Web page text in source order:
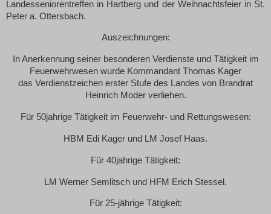
Landesseniorentreffen in Hartberg und der Weihnachtsfeier in St.
Peter a. Ottersbach.
Auszeichnungen:
In Anerkennung seiner besonderen Verdienste und Tätigkeit im
Feuerwehrwesen wurde Kommandant Thomas Kager
das Verdienstzeichen erster Stufe des Landes von Brandrat
Heinrich Moder verliehen.
Für 50jahrige Tätigkeit im Feuerwehr- und Rettungswesen:
HBM Edi Kager und LM Josef Haas.
Für 40jahrige Tätigkeit:
LM Werner Semlitsch und HFM Erich Stessel.
Für 25-jährige Tätigkeit: